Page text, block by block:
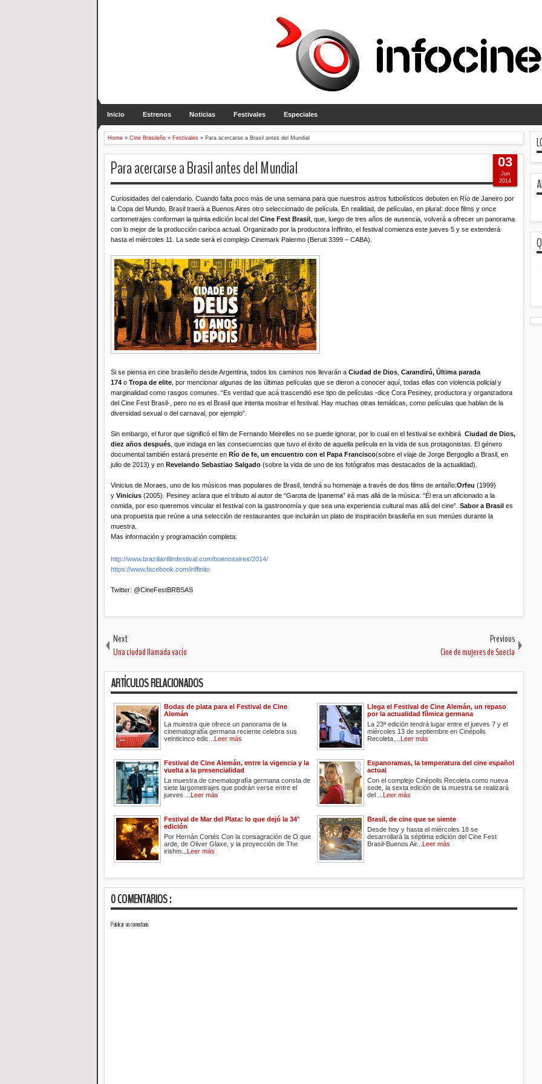
Inicio Estrenos Noticias Festivales Especiales
Home » Cine Brasileño » Festivales » Para acercarse a Brasil antes del Mundial
Para acercarse a Brasil antes del Mundial
Curiosidades del calendario. Cuando falta poco más de una semana para que nuestros astros futbolísticos debuten en Río de Janeiro por
la Copa del Mundo, Brasil traerá a Buenos Aires otro seleccionado de película. En realidad, de películas, en plural: doce films y once
cortometrajes conforman la quinta edición local del Cine Fest Brasil , que, luego de tres años de ausencia, volverá a ofrecer un panorama
con lo mejor de la producción carioca actual. Organizado por la productora Inffinito, el festival comienza este jueves 5 y se extenderá
hasta el miércoles 11. La sede será el complejo Cinemark Palermo (Beruti 3399 – CABA).
Si se piensa en cine brasileño desde Argentina, todos los caminos nos llevarán a Ciudad de Dios Carandirú, Última parada
174 o Tropa de elite , por mencionar algunas de las últimas películas que se dieron a conocer aquí, todas ellas con violencia policial y
marginalidad como rasgos comunes. “Es verdad que acá trascendió ese tipo de películas -dice Cora Pesiney, productora y organizadora
del Cine Fest Brasil-, pero no es el Brasil que intenta mostrar el festival. Hay muchas otras temáticas, como películas que hablan de la
diversidad sexual o del carnaval, por ejemplo”.
Sin embargo, el furor que significó el film de Fernando Meirelles no se puede ignorar, por lo cual en el festival se exhibirá Ciudad de Dios,
diez años después , que indaga en las consecuencias que tuvo el éxito de aquella película en la vida de sus protagonistas. El género
documental también estará presente en Río de fe, un encuentro con el Papa Francisco(sobre el viaje de Jorge Bergoglio a Brasil, en
julio de 2013) y en Revelando Sebastiao Salgado (sobre la vida de uno de los fotógrafos mas destacados de la actualidad).
Vinicius de Moraes, uno de los músicos mas populares de Brasil, tendrá su homenaje a través de dos films de antaño:Orfeu (1999)
y Vinicius (2005). Pesiney aclara que el tributo al autor de “Garota de Ipanema” irá mas allá de la música: “Él era un aficionado a la
comida, por eso queremos vincular el festival con la gastronomía y que sea una experiencia cultural mas allá del cine”. Sabor a Brasil es
una propuesta que reúne a una selección de restaurantes que incluirán un plato de inspiración brasileña en sus menúes durante la
muestra.
Mas información y programación completa:
http://www.brazilianfilmfestival.com/buenosaires/2014/
https://www.facebook.com/inffinito
Twitter: @CineFestBRBSAS
03
Jun
2014
Next
Una ciudad llamada vacío
Previous
Cine de mujeres de Suecia
ARTÍCULOS RELACIONADOS
Bodas de plata para el Festival de Cine
Alemán
La muestra que ofrece un panorama de la
cinematografía germana reciente celebra sus
veinticinco edic... Leer más
Llega el Festival de Cine Alemán, un repaso
por la actualidad fílmica germana
La 23ª edición tendrá lugar entre el jueves 7 y el
miércoles 13 de septiembre en Cinépolis
Recoleta.... Leer más
Festival de Cine Alemán, entre la vigencia y la
vuelta a la presencialidad
La muestra de cinematografía germana consta de
siete largometrajes que podrán verse entre el
jueves ... Leer más
Espanoramas, la temperatura del cine español
actual
Con el complejo Cinépolis Recoleta como nueva
sede, la sexta edición de la muestra se realizará
del ... Leer más
Festival de Mar del Plata: lo que dejó la 34°
edición
Por Hernán Cortés Con la consagración de O que
arde, de Oliver Glaxe, y la proyección de The
irishm... Leer más
Brasil, de cine que se siente
Desde hoy y hasta el miércoles 18 se
desarrollará la séptima edición del Cine Fest
Brasil-Buenos Air... Leer más
0 COMENTARIOS :
Publicar un comentario